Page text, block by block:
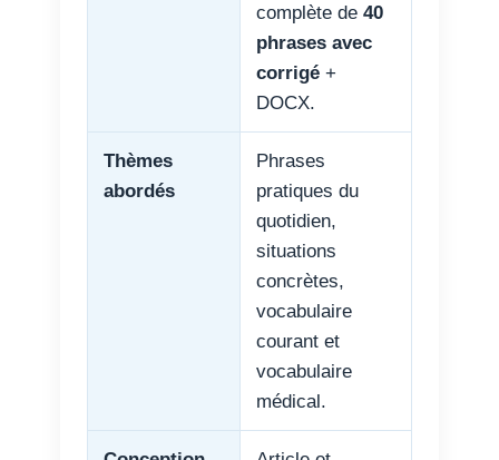
complète de 40
phrases avec
corrigé +
DOCX.
Thèmes
abordés
Phrases
pratiques du
quotidien,
situations
concrètes,
vocabulaire
courant et
vocabulaire
médical.